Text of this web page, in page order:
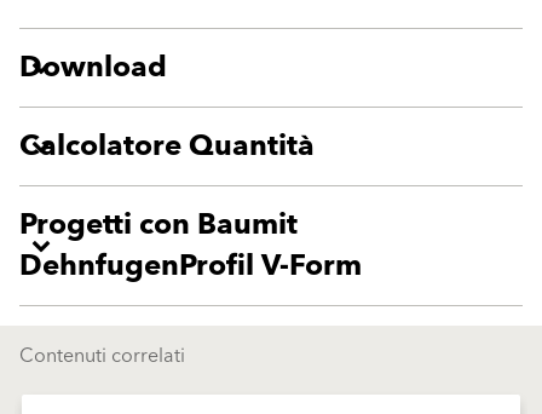
Download
Calcolatore Quantità
Progetti con Baumit
DehnfugenProfil V-Form
Contenuti correlati